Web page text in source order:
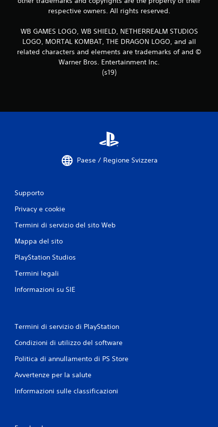
1
6
2
u
respective owners. All rights reserved.
WB GAMES LOGO, WB SHIELD, NETHERREALM STUDIOS
LOGO, MORTAL KOMBAT, THE DRAGON LOGO, and all
related characters and elements are trademarks of and ©
Warner Bros. Entertainment Inc.
(s19)
Paese / Regione Svizzera
Supporto
Privacy e cookie
Termini di servizio del sito Web
Mappa del sito
PlayStation Studios
Termini legali
Informazioni su SIE
Termini di servizio di PlayStation
Condizioni di utilizzo del software
Politica di annullamento di PS Store
Avvertenze per la salute
Informazioni sulle classificazioni